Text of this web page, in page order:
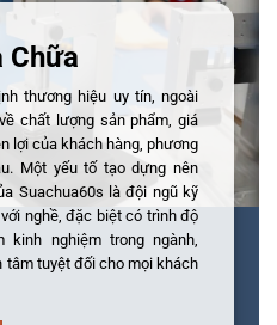
Chữa
thương hiệu uy tín, ngoài
chất lượng sản phẩm, giá
lợi của khách hàng, phương
Một yếu tố tạo dựng nên
Suachua60s là đội ngũ kỹ
nghề, đặc biệt có trình độ
kinh nghiệm trong ngành,
tâm tuyệt đối cho mọi khách